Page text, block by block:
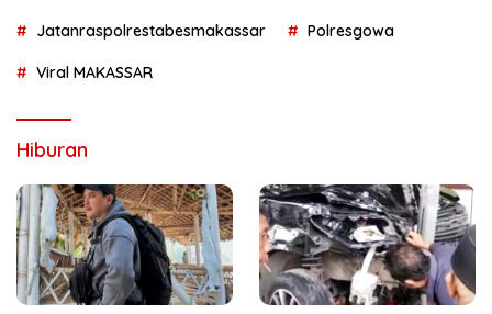
Jatanraspolrestabesmakassar Polresgowa
Viral MAKASSAR
Hiburan